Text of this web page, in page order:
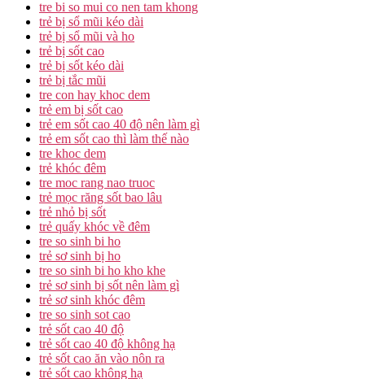
tre bi so mui co nen tam khong
trẻ bị sổ mũi kéo dài
trẻ bị sổ mũi và ho
trẻ bị sốt cao
trẻ bị sốt kéo dài
trẻ bị tắc mũi
tre con hay khoc dem
trẻ em bị sốt cao
trẻ em sốt cao 40 độ nên làm gì
trẻ em sốt cao thì làm thế nào
tre khoc dem
trẻ khóc đêm
tre moc rang nao truoc
trẻ mọc răng sốt bao lâu
trẻ nhỏ bị sốt
trẻ quấy khóc về đêm
tre so sinh bi ho
trẻ sơ sinh bị ho
tre so sinh bi ho kho khe
trẻ sơ sinh bị sốt nên làm gì
trẻ sơ sinh khóc đêm
tre so sinh sot cao
trẻ sốt cao 40 độ
trẻ sốt cao 40 độ không hạ
trẻ sốt cao ăn vào nôn ra
trẻ sốt cao không hạ